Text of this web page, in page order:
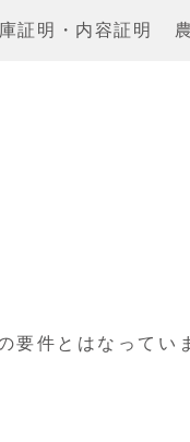
証明・内容証明
件とはなってい